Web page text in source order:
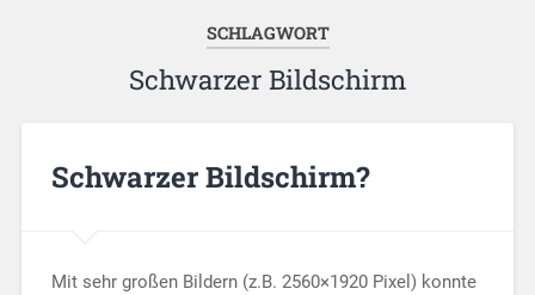
SCHLAGWORT
Schwarzer Bildschirm
Schwarzer Bildschirm?
Mit sehr großen Bildern (z.B. 2560×1920 Pixel) konnte